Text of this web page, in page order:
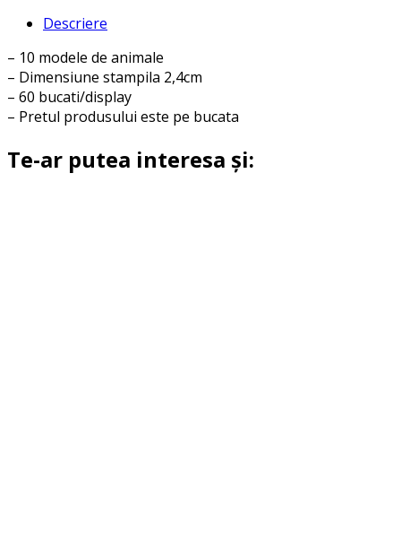
Descriere
– 10 modele de animale
– Dimensiune stampila 2,4cm
– 60 bucati/display
– Pretul produsului este pe bucata
Te-ar putea interesa și: